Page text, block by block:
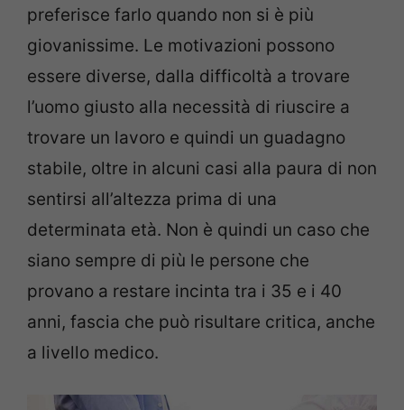
preferisce farlo quando non si è più
giovanissime. Le motivazioni possono
essere diverse, dalla difficoltà a trovare
l’uomo giusto alla necessità di riuscire a
trovare un lavoro e quindi un guadagno
stabile, oltre in alcuni casi alla paura di non
sentirsi all’altezza prima di una
determinata età. Non è quindi un caso che
siano sempre di più le persone che
provano a restare incinta tra i 35 e i 40
anni, fascia che può risultare critica, anche
a livello medico.